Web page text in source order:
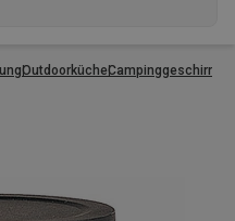
OutdoorkücheCampinggeschirr